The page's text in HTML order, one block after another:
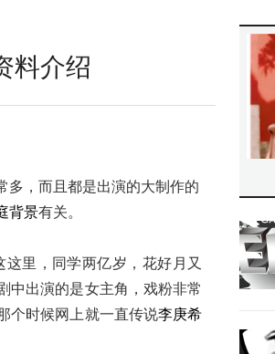
料介绍
多，而且都是出演的大制作的
背景有关。
这里，同学两亿岁，花好月又
中出演的是女主角，戏粉非常
个时候网上就一直传说李庚希